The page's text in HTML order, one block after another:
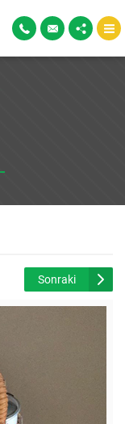
Sonraki